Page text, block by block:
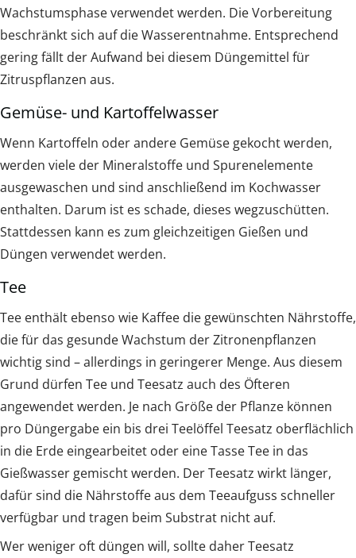
Wachstumsphase verwendet werden. Die Vorbereitung
beschränkt sich auf die Wasserentnahme. Entsprechend
gering fällt der Aufwand bei diesem Düngemittel für
Zitruspflanzen aus.
Gemüse- und Kartoffelwasser
Wenn Kartoffeln oder andere Gemüse gekocht werden,
werden viele der Mineralstoffe und Spurenelemente
ausgewaschen und sind anschließend im Kochwasser
enthalten. Darum ist es schade, dieses wegzuschütten.
Stattdessen kann es zum gleichzeitigen Gießen und
Düngen verwendet werden.
Tee
Tee enthält ebenso wie Kaffee die gewünschten Nährstoffe,
die für das gesunde Wachstum der Zitronenpflanzen
wichtig sind – allerdings in geringerer Menge. Aus diesem
Grund dürfen Tee und Teesatz auch des Öfteren
angewendet werden. Je nach Größe der Pflanze können
pro Düngergabe ein bis drei Teelöffel Teesatz oberflächlich
in die Erde eingearbeitet oder eine Tasse Tee in das
Gießwasser gemischt werden. Der Teesatz wirkt länger,
dafür sind die Nährstoffe aus dem Teeaufguss schneller
verfügbar und tragen beim Substrat nicht auf.
Wer weniger oft düngen will, sollte daher Teesatz